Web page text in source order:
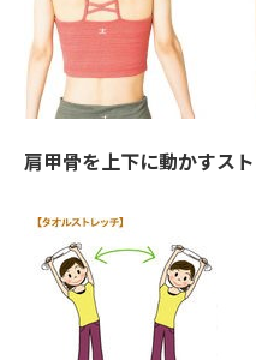
肩甲骨を上下に動かすス